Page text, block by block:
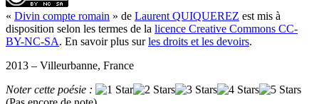
« Divin compte romain » de Laurent QUIQUEREZ est mis à
disposition selon les termes de la licence Creative Commons CC-
BY-NC-SA. En savoir plus surles droits et les devoirs.
2013 – Villeurbanne, France
Noter cette poésie :